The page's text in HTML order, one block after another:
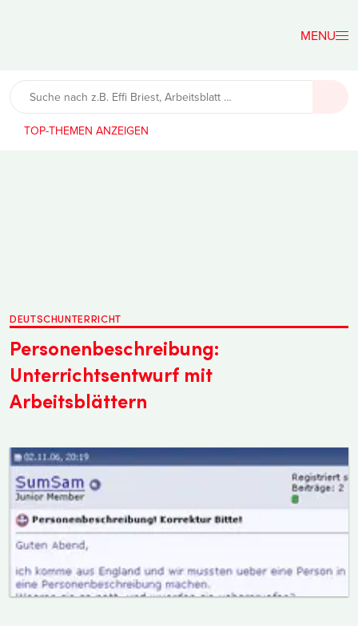
Lehrerfreund
TOP-THEMEN
DEUTSCHUNTERRICHT
Personenbeschreibung:
Unterrichtsentwurf mit
Arbeitsblättern